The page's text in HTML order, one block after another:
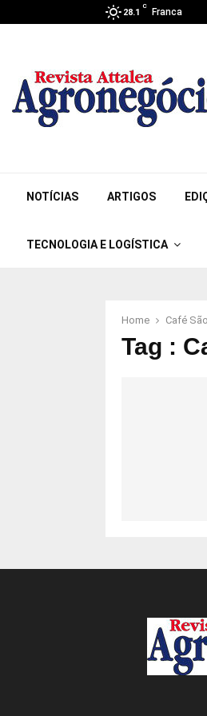
28.1
C
Franca
NOTÍCIAS ARTIGOS
TECNOLOGIA E LOGÍSTICA
Home Café
Tag :